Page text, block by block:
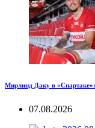
Мирлинд Даку в
07.08.2026